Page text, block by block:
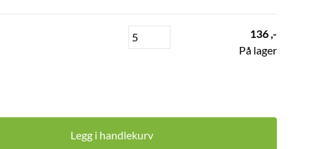
136 ,-
På lager
Legg i handlekurv